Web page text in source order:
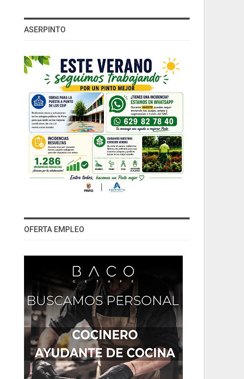
ASERPINTO
OFERTA EMPLEO